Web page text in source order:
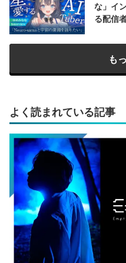
な」イ
る配信
も
よく読まれている記事